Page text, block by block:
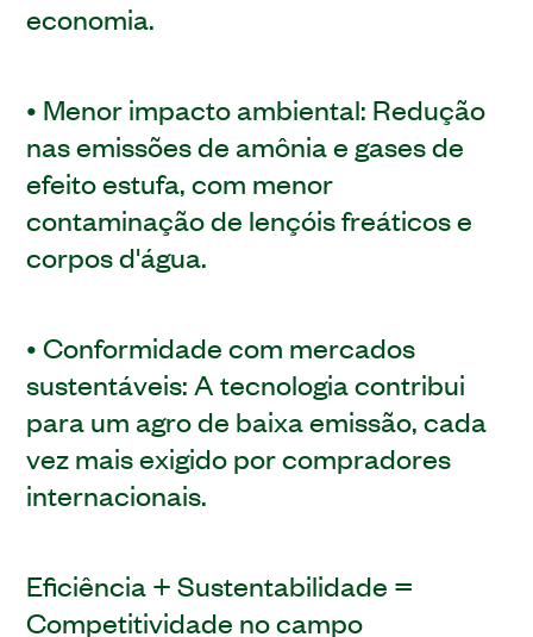
economia.
• Menor impacto ambiental: Redução
nas emissões de amônia e gases de
efeito estufa, com menor
contaminação de lençóis freáticos e
corpos d'água.
• Conformidade com mercados
sustentáveis: A tecnologia contribui
para um agro de baixa emissão, cada
vez mais exigido por compradores
internacionais.
Eficiência + Sustentabilidade =
Competitividade no campo